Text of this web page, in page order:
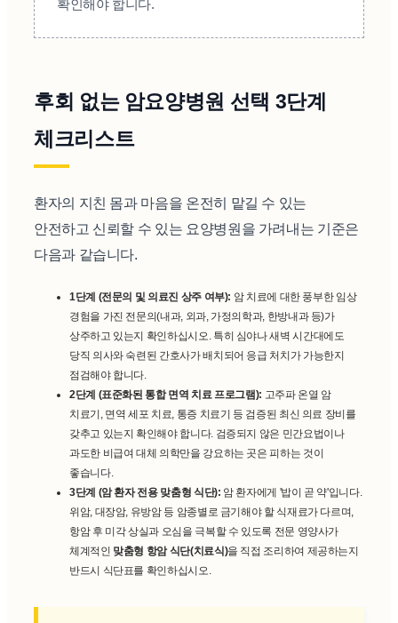
확인해야 합니다.
후회 없는 암요양병원 선택 3단계
체크리스트
환자의 지친 몸과 마음을 온전히 맡길 수 있는
안전하고 신뢰할 수 있는 요양병원을 가려내는 기준은
다음과 같습니다.
1단계 (전문의 및 의료진 상주 여부): 암 치료에 대한 풍부한 임상
경험을 가진 전문의(내과, 외과, 가정의학과, 한방내과 등)가
상주하고 있는지 확인하십시오. 특히 심야나 새벽 시간대에도
당직 의사와 숙련된 간호사가 배치되어 응급 처치가 가능한지
점검해야 합니다.
2단계 (표준화된 통합 면역 치료 프로그램): 고주파 온열 암
치료기, 면역 세포 치료, 통증 치료기 등 검증된 최신 의료 장비를
갖추고 있는지 확인해야 합니다. 검증되지 않은 민간요법이나
과도한 비급여 대체 의학만을 강요하는 곳은 피하는 것이
좋습니다.
3단계 (암 환자 전용 맞춤형 식단): 암 환자에게 '밥이 곧 약'입니다.
위암, 대장암, 유방암 등 암종별로 금기해야 할 식재료가 다르며,
항암 후 미각 상실과 오심을 극복할 수 있도록 전문 영양사가
체계적인 맞춤형 항암 식단(치료식)을 직접 조리하여 제공하는지
반드시 식단표를 확인하십시오.